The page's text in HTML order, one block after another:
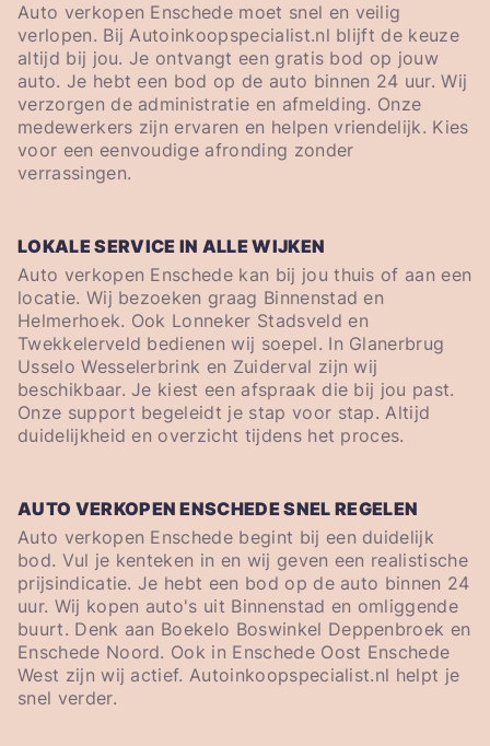
Auto verkopen Enschede moet snel en veilig
verlopen. Bij Autoinkoopspecialist.nl blijft de keuze
altijd bij jou. Je ontvangt een gratis bod op jouw
auto. Je hebt een bod op de auto binnen 24 uur. Wij
verzorgen de administratie en afmelding. Onze
medewerkers zijn ervaren en helpen vriendelijk. Kies
voor een eenvoudige afronding zonder
verrassingen.
LOKALE SERVICE IN ALLE WIJKEN
Auto verkopen Enschede kan bij jou thuis of aan een
locatie. Wij bezoeken graag Binnenstad en
Helmerhoek. Ook Lonneker Stadsveld en
Twekkelerveld bedienen wij soepel. In Glanerbrug
Usselo Wesselerbrink en Zuiderval zijn wij
beschikbaar. Je kiest een afspraak die bij jou past.
Onze support begeleidt je stap voor stap. Altijd
duidelijkheid en overzicht tijdens het proces.
AUTO VERKOPEN ENSCHEDE SNEL REGELEN
Auto verkopen Enschede begint bij een duidelijk
bod. Vul je kenteken in en wij geven een realistische
prijsindicatie. Je hebt een bod op de auto binnen 24
uur. Wij kopen auto's uit Binnenstad en omliggende
buurt. Denk aan Boekelo Boswinkel Deppenbroek en
Enschede Noord. Ook in Enschede Oost Enschede
West zijn wij actief. Autoinkoopspecialist.nl helpt je
snel verder.